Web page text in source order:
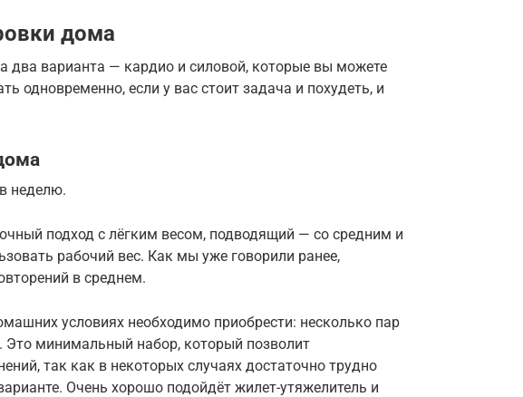
дома
два варианта — кардио и силовой, которые вы можете
одновременно, если у вас стоит задача и похудеть, и
неделю.
подход с лёгким весом, подводящий — со средним и
рабочий вес. Как мы уже говорили ранее,
в среднем.
условиях необходимо приобрести: несколько пар
Это минимальный набор, который позволит
так как в некоторых случаях достаточно трудно
Очень хорошо подойдёт жилет-утяжелитель и